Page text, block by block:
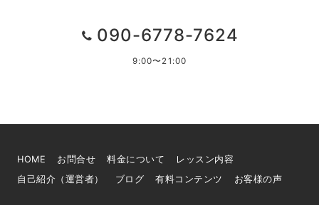
090-6778-7624
9:00〜21:00
HOME お問合せ 料金について
レッスン内容
自己紹介（運営者）
ブログ 有料コンテンツ お客様の声